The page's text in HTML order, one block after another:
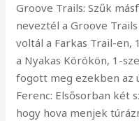
Groove Trails: Szűk
neveztél a Groove
voltál a Farkas Trail-en,
a Nyakas Körökön, 1-
fogott meg ezekben az
Ferenc: Elsősorban két
hogy hova menjek